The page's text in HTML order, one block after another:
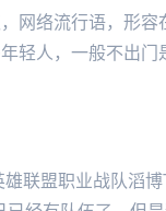
网络流行语，形
轻人，一般不出
联盟职业战队滔